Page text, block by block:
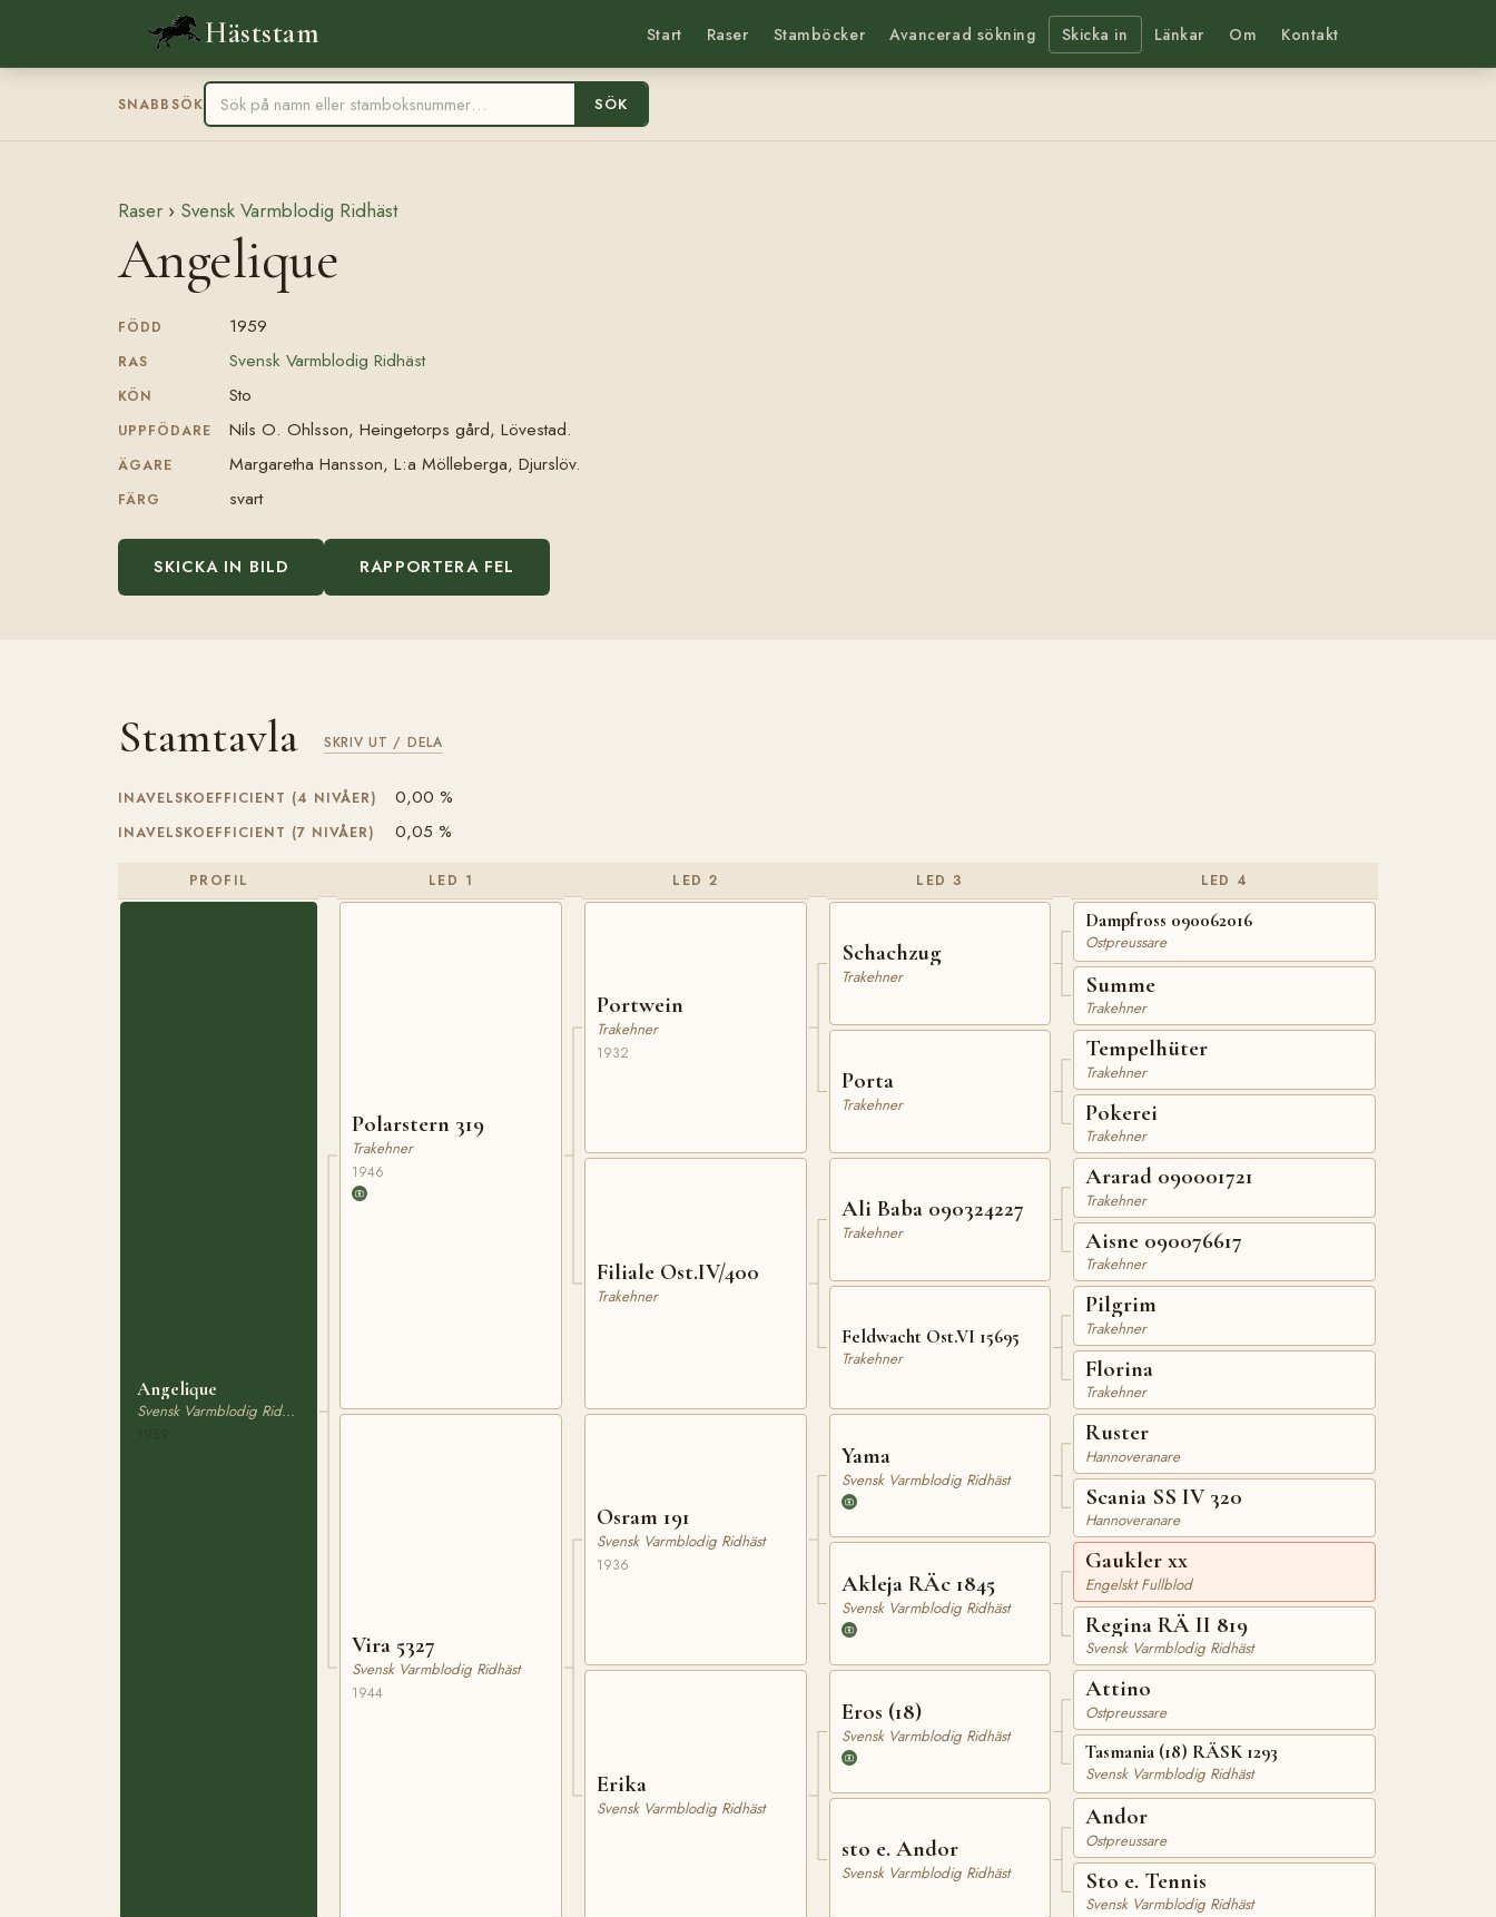
Häststam Start Raser Stamböcker Avancerad sökning Skicka in Länkar Om Kontakt
SNABBSÖK SÖK
Raser › Svensk Varmblodig Ridhäst
Angelique
FÖDD 1959
RAS Svensk Varmblodig Ridhäst
KÖN Sto
UPPFÖDARE Nils O. Ohlsson, Heingetorps gård, Lövestad.
ÄGARE Margaretha Hansson, L:a Mölleberga, Djurslöv.
FÄRG svart
SKICKA IN BILD RAPPORTERA FEL
Stamtavla SKRIV UT / DELA
INAVELSKOEFFICIENT (4 NIVÅER) 0,00 %
INAVELSKOEFFICIENT (7 NIVÅER) 0,05 %
PROFIL
Angelique
Svensk Varmblodig Ridhäst
LED 1
Polarstern 319
Trakehner
1946
Vira 5327
Svensk Varmblodig Ridhäst
1944
LED 2
Portwein
Trakehner
1932
Filiale Ost.IV/400
Trakehner
Osram 191
Svensk Varmblodig Ridhäst
1936
Erika
Svensk Varmblodig Ridhäst
LED 3
Schachzug
Trakehner
Porta
Trakehner
Ali Baba 090324227
Trakehner
Feldwacht Ost.VI 15695
Trakehner
Yama
Svensk Varmblodig Ridhäst
Akleja RÄc 1845
Svensk Varmblodig Ridhäst
Eros (18)
Svensk Varmblodig Ridhäst
sto e. Andor
Svensk Varmblodig Ridhäst
LED 4
Dampfross 090062016
Ostpreussare
Summe
Trakehner
Tempelhüter
Trakehner
Pokerei
Trakehner
Ararad 090001721
Trakehner
Aisne 090076617
Trakehner
Pilgrim
Trakehner
Florina
Trakehner
Ruster
Hannoveranare
Scania SS IV 320
Hannoveranare
Gaukler xx
Engelskt Fullblod
Regina RÄ II 819
Svensk Varmblodig Ridhäst
Attino
Ostpreussare
Tasmania (18) RÄSK 1293
Svensk Varmblodig Ridhäst
Andor
Ostpreussare
Sto e. Tennis
Svensk Varmblodig Ridhäst